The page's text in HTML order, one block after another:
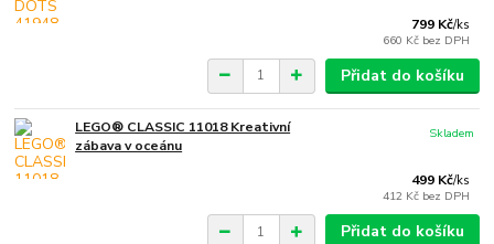
799 Kč/ks
660 Kč bez DPH
Přidat do košíku
LEGO® CLASSIC 11018 Kreativní
zábava v oceánu
499 Kč/ks
412 Kč bez DPH
Skladem
Přidat do košíku